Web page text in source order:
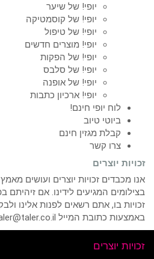
יופי! של שיער
יופי! של קוסמטיקה
יופי! של טיפול
יופי! מוצרים חדשים
יופי! של הפקות
יופי! של סלבס
יופי! של אופנה
יופי! ארכיון כתבות
לוח יופי חינם!
ביוטי טיוב
קבלת מגזין חינם
צרו קשר
זכויות יוצרים
אנו מכבדים זכויות יוצרים ועושים
בצילומים המגיעים לידינו. אם זיהיתם
זכויות בו, אתם רשאים לפנות אלינו
באמצעות כתובת המייל taler@taler.co.il
זכויות יוצרים